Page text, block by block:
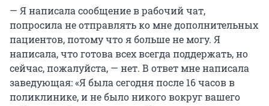
— Я написала сообщение в рабочий чат,
попросила не отправлять ко мне дополнительных
пациентов, потому что я больше не могу. Я
написала, что готова всех всегда поддержать, но
сейчас, пожалуйста, — нет. В ответ мне написала
заведующая: «Я была сегодня после 16 часов в
поликлинике, и не было никого вокруг вашего